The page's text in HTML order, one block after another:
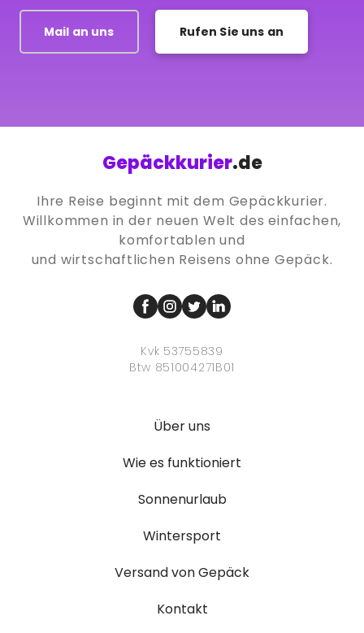
Mail an uns Rufen Sie uns an
Gepäckkurier.de
Ihre Reise beginnt mit dem Gepäckkurier.
Willkommen in der neuen Welt des einfachen,
komfortablen und
und wirtschaftlichen Reisens ohne Gepäck.
Kvk 53755839
Btw 851004271B01
Über uns
Wie es funktioniert
Sonnenurlaub
Wintersport
Versand von Gepäck
Kontakt